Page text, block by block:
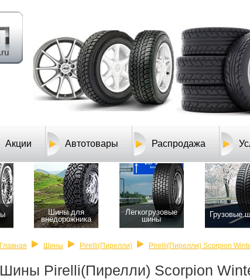
Акции Автотовары Распродажа
Шины для
внедорожника
Легкогрузовые
шины
Грузовые
Главная Шины Pirelli(Пирелли) Pirelli(Пирелли) Scorpion
Шины Pirelli(Пирелли) Scorpion